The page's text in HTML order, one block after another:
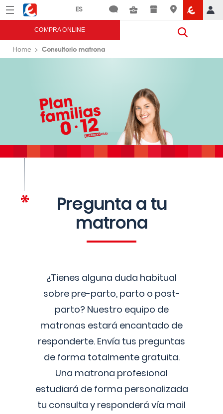
Menú Eroski
COMPRA ONLINE
Home Consultorio matrona
Pregunta a tu
matrona
¿Tienes alguna duda habitual
sobre pre-parto, parto o post-
parto? Nuestro equipo de
matronas estará encantado de
responderte. Envía tus preguntas
de forma totalmente gratuita.
Una matrona profesional
estudiará de forma personalizada
tu consulta y responderá vía mail